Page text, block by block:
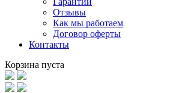
Отзывы
Как мы работаем
Договор оферты
Контакты
Корзина пуста